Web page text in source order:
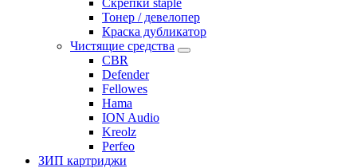
Скрепки staple
Тонер / девелопер
Краска дубликатор
Чистящие средства
CBR
Defender
Fellowes
Hama
ION Audio
Kreolz
Perfeo
ЗИП картриджи